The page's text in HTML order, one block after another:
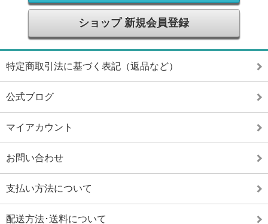
ショップ 新規会員登録
特定商取引法に基づく表記（返品など）
公式ブログ
マイアカウント
お問い合わせ
支払い方法について
配送方法･送料について